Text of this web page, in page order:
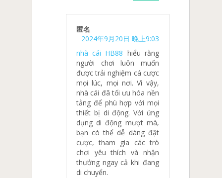
匿名
2024年9月20日 晚上9:03
nhà cái HB88 hiểu rằng
người chơi luôn muốn
được trải nghiệm cá cược
mọi lúc, mọi nơi. Vì vậy,
nhà cái đã tối ưu hóa nền
tảng để phù hợp với mọi
thiết bị di động. Với ứng
dụng di động mượt mà,
bạn có thể dễ dàng đặt
cược, tham gia các trò
chơi yêu thích và nhận
thưởng ngay cả khi đang
di chuyển.